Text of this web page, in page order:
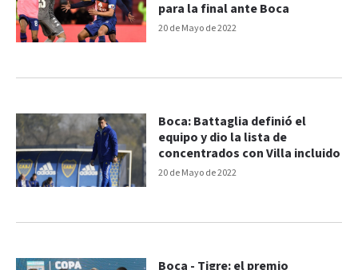
20 de Mayo de 2022
para la final ante Boca
20 de Mayo de 2022
Boca: Battaglia definió el
equipo y dio la lista de
concentrados con Villa incluido
Boca - Tigre: el premio